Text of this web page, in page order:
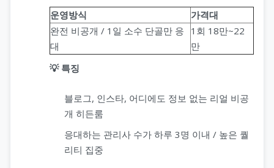
운영방식
가격대
완전 비공개 / 1일 소수 단골만 응
대
1회 18만~22
만
💡 특징
블로그, 인스타, 어디에도 정보 없는 리얼 비공
개 히든룸
응대하는 관리사 수가 하루 3명 이내 / 높은 퀄
리티 집중